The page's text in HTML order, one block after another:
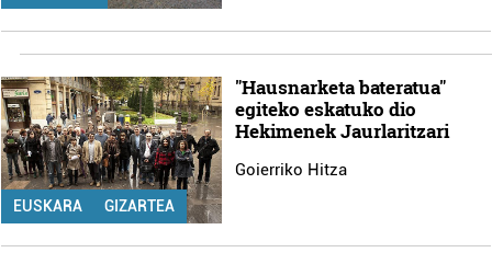
EUSKARA GIZARTEA
"Hausnarketa bateratua"
egiteko eskatuko dio
Hekimenek Jaurlaritzari
Goierriko Hitza